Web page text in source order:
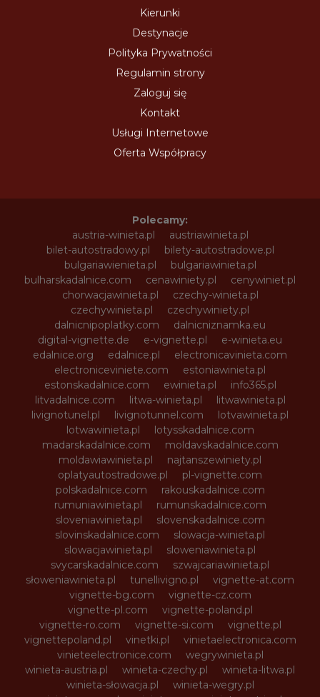
Kierunki
Destynacje
Polityka Prywatności
Regulamin strony
Zaloguj się
Kontakt
Usługi Internetowe
Oferta Współpracy
Polecamy:
austria-winieta.pl
austriawinieta.pl
bilet-autostradowy.pl
bilety-autostradowe.pl
bulgariawienieta.pl
bulgariawinieta.pl
bulharskadalnice.com
cenawiniety.pl
cenywiniet.pl
chorwacjawinieta.pl
czechy-winieta.pl
czechywinieta.pl
czechywiniety.pl
dalnicnipoplatky.com
dalnicniznamka.eu
digital-vignette.de
e-vignette.pl
e-winieta.eu
edalnice.org
edalnice.pl
electronicavinieta.com
electroniceviniete.com
estoniawinieta.pl
estonskadalnice.com
ewinieta.pl
info365.pl
litvadalnice.com
litwa-winieta.pl
litwawinieta.pl
livignotunel.pl
livignotunnel.com
lotvawinieta.pl
lotwawinieta.pl
lotysskadalnice.com
madarskadalnice.com
moldavskadalnice.com
moldawiawinieta.pl
najtanszewiniety.pl
oplatyautostradowe.pl
pl-vignette.com
polskadalnice.com
rakouskadalnice.com
rumuniawinieta.pl
rumunskadalnice.com
sloveniawinieta.pl
slovenskadalnice.com
slovinskadalnice.com
slowacja-winieta.pl
slowacjawinieta.pl
sloweniawinieta.pl
svycarskadalnice.com
szwajcariawinieta.pl
słoweniawinieta.pl
tunellivigno.pl
vignette-at.com
vignette-bg.com
vignette-cz.com
vignette-pl.com
vignette-poland.pl
vignette-ro.com
vignette-si.com
vignette.pl
vignettepoland.pl
vinetki.pl
vinietaelectronica.com
vinieteelectronice.com
wegrywinieta.pl
winieta-austria.pl
winieta-czechy.pl
winieta-litwa.pl
winieta-słowacja.pl
winieta-wegry.pl